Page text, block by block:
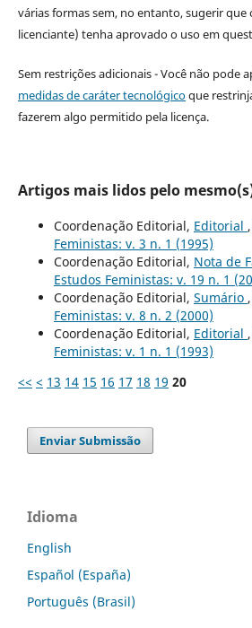
várias formas sem, no entanto, sugerir que
licenciante) tenha aprovado o uso em
Sem restrições adicionais - Você não pode
medidas de caráter tecnológicoque
fazerem algo permitido pela licença.
Artigos mais lidos pelo
Coordenação Editorial, Editorial ,
Feministas: v. 3 n. 1 (1995)
Coordenação Editorial, Nota de
Estudos Feministas: v. 19 n. 1
Coordenação Editorial, Sumário ,
Feministas: v. 8 n. 2 (2000)
Coordenação Editorial, Editorial ,
Feministas: v. 1 n. 1 (1993)
<< < 13 14 15 16 17 18 19 20
Enviar Submissão
Idioma
English
Español (España)
Português (Brasil)